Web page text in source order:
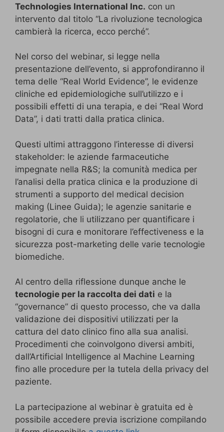
Technologies International Inc. con un
intervento dal titolo “La rivoluzione tecnologica
cambierà la ricerca, ecco perché”.
Nel corso del webinar, si legge nella
presentazione dell’evento, si approfondiranno il
tema delle “Real World Evidence”, le evidenze
cliniche ed epidemiologiche sull’utilizzo e i
possibili effetti di una terapia, e dei “Real Word
Data”, i dati tratti dalla pratica clinica.
Questi ultimi attraggono l’interesse di diversi
stakeholder: le aziende farmaceutiche
impegnate nella R&S; la comunità medica per
l’analisi della pratica clinica e la produzione di
strumenti a supporto del medical decision
making (Linee Guida); le agenzie sanitarie e
regolatorie, che li utilizzano per quantificare i
bisogni di cura e monitorare l’effectiveness e la
sicurezza post-marketing delle varie tecnologie
biomediche.
Al centro della riflessione dunque anche le
tecnologie per la raccolta dei dati e la
“governance” di questo processo, che va dalla
validazione dei dispositivi utilizzati per la
cattura del dato clinico fino alla sua analisi.
Procedimenti che coinvolgono diversi ambiti,
dall’Artificial Intelligence al Machine Learning
fino alle procedure per la tutela della privacy del
paziente.
La partecipazione al webinar è gratuita ed è
possibile accedere previa iscrizione compilando